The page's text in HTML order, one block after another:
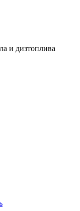
и дизтоплива